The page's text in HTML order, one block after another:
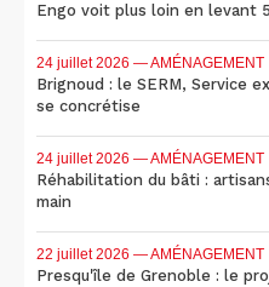
Engo voit plus loin en levant
24 juillet 2026 — AMÉNAGEMENT
Brignoud : le SERM, Service
se concrétise
24 juillet 2026 — AMÉNAGEMENT
Réhabilitation du bâti :
main
22 juillet 2026 — AMÉNAGEMENT
Presqu'île de Grenoble : le